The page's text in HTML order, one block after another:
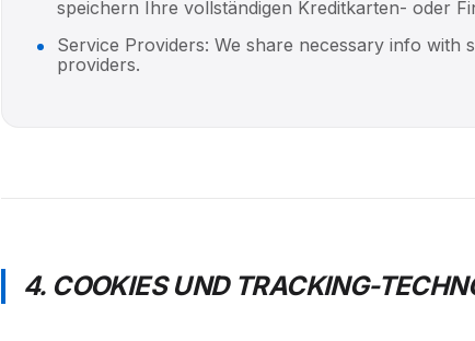
speichern Ihre vollständigen Kreditkarten- oder
Service Providers: We share necessary info with
providers.
4. COOKIES UND TRACKING-